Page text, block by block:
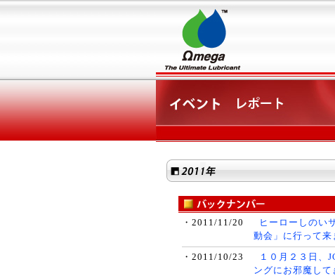
・2011/11/20
ヒーローしのい
動会」に行って来
・2011/10/23
１０月２３日、
ングにお邪魔して